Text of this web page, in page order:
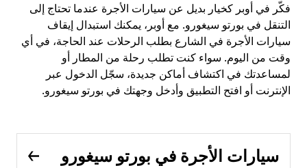
فكّر في أوبر كخيار بديل عن سيارات الأجرة عندما تحتاج إلى
التنقل في بورتو سيغورو. مع أوبر، يمكنك استبدال إيقاف
سيارات الأجرة في الشارع بطلب الرحلات عند الحاجة، في أي
وقت من اليوم. سواء كنت تطلب رحلة من المطار أو
لمساعدتك في اكتشاف أماكن جديدة، سجّل الدخول عبر
الإنترنت أو افتح التطبيق وأدخل وجهتك في بورتو سيغورو.
سيارات الأجرة في بورتو سيغورو